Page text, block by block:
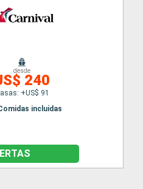
desde
240
+US$ 91
incluidas